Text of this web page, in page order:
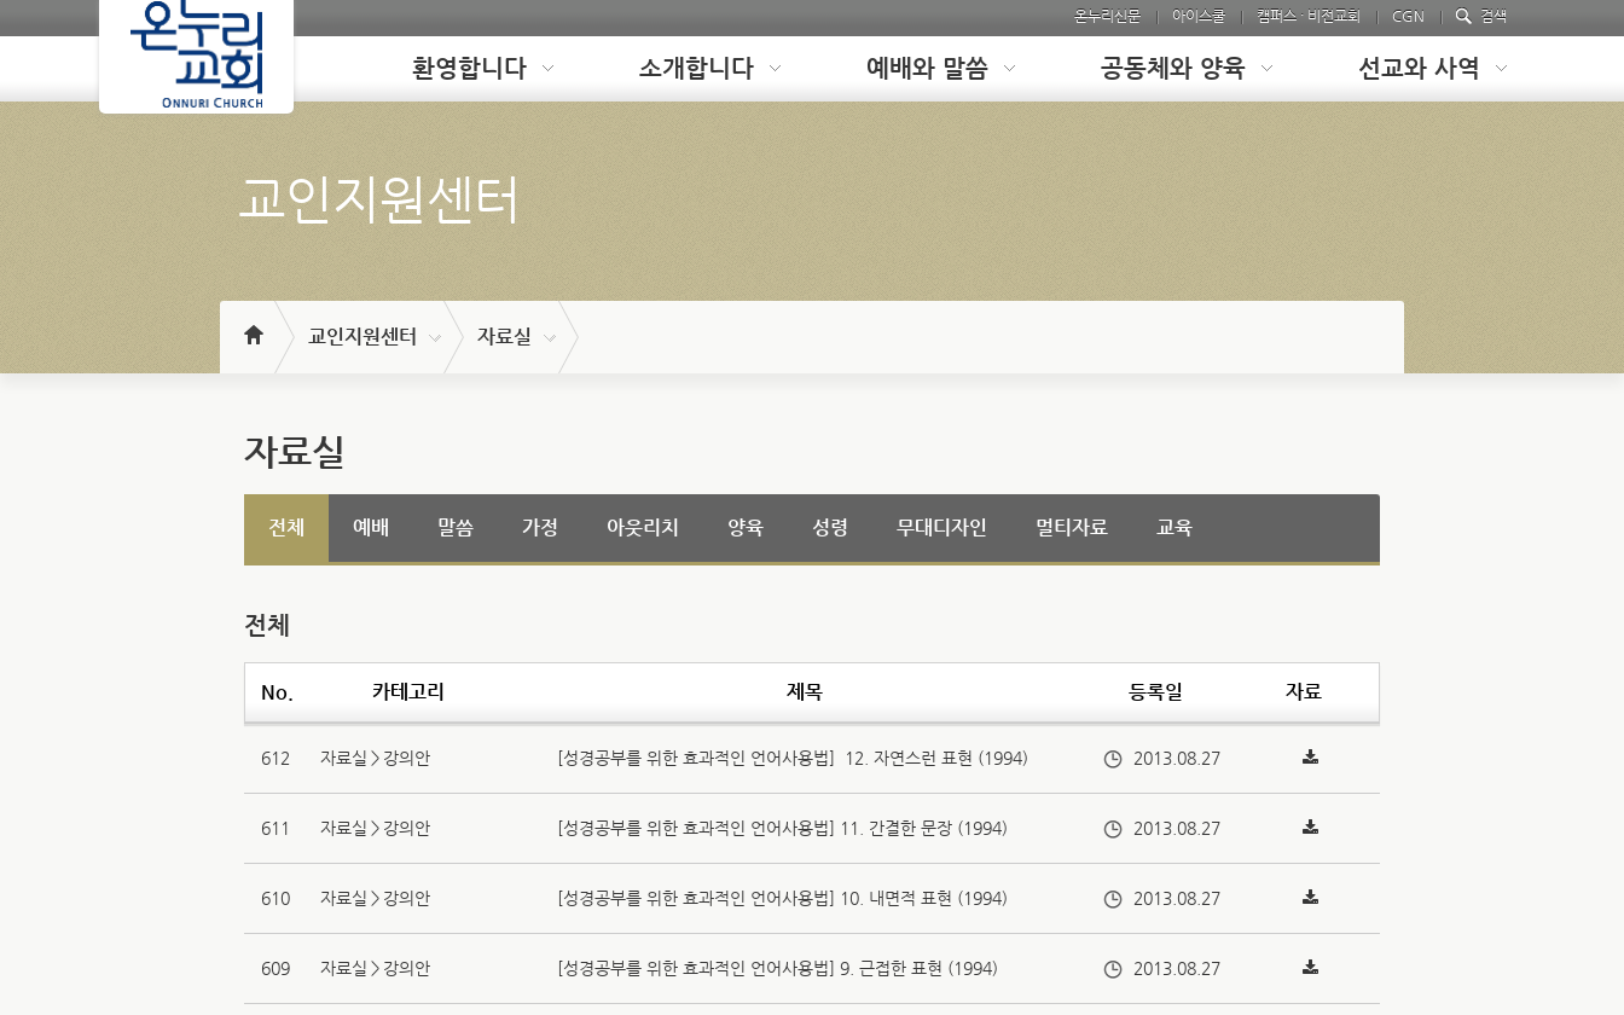
온누리신문 아이스쿨 캠퍼스 · 비전교회 CGN 검색
Loading 환영합니다 소개합니다 예배와 말씀 공동체와 양육 선교와 사역
교인지원센터
교인지원센터 자료실
자료실
전체 예배 말씀 가정 아웃리치 양육 성령 무대디자인 멀티자료 교육
전체
No. 카테고리 제목 등록일 자료
612 자료실＞강의안 [성경공부를 위한 효과적인 언어사용법］12. 자연스런 표현 (1994) 2013.08.27
611 자료실＞강의안 [성경공부를 위한 효과적인 언어사용법] 11. 간결한 문장 (1994) 2013.08.27
610 자료실＞강의안 [성경공부를 위한 효과적인 언어사용법] 10. 내면적 표현 (1994) 2013.08.27
609 자료실＞강의안 [성경공부를 위한 효과적인 언어사용법] 9. 근접한 표현 (1994) 2013.08.27